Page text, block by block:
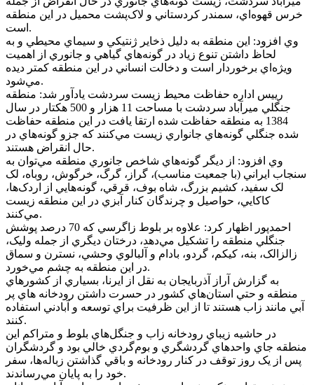
خرس قهوه‌اي، سمندر کردستاني و لاک‌پشت محميل در اين منطقه
است.
وي افزود: اين منطقه به دليل ذخاير ژنتيکي و سيماي محيطي و به
لحاظ داشتن تنوع زياد در گونه‌هاي گياهي و جانوري از اهميت
ويژه‌اي برخوردار است و دخالت انساني در اين منطقه کمتر ديده
مي‌شود.
رييس اداره حفاظت محيط زيست سردشت يادآور شد: منطقه
جنگلي ميرآباد سردشت با مساحت 11 هزار و 500 هکتار در سال
1384 به منطقه حفاظت شده ارتقا يافت در اين منطقه حفاظت
شده جنگلي گونه‌هاي جانواري زيست مي‌کنند که جزو گونه‌هاي در
حال انقراض هستند.
وي افزود: از ديگر گونه‌هاي شاخص جانوري منطقه مي‌توان به
سنجاب ايراني (با جمعيت مناسب)، گراز، گرگ، خرگوش، روباه، لک
لک سفيد، کشيم بزرگ، شاه بوف، قرقي، گونه‌هايي از اردک‌ها،
کاکايي، حواصيل و چرندگان کنار آبزي در اين منطقه زيست
مي‌کنند.
احمدپور اظهار کرد: علاوه بر بلوط زاگرسي که 70 درصد پوشش
جنگلي منطقه را تشکيل مي‌دهد، درختان ديگري از جمله وليک،
زالزالک، بنه، کيکم، گردو، بادام و آلبالوي وحشي، نسترن و سماق
در اين منطقه به چشم مي‌خورد.
به گزارش آراز آذربايجان به نقل از ايرنا، بسياري از کشورهاي
منطقه و حتي استان‌هاي کشور در حسرت داشتن رودخانه هاي پر
آبي مانند زاب هستند تا از اين ظرفيت براي توسعه و آبادني استفاده
کنند.
در حاشيه زيباي رودخانه زاب و جنگل‌هاي بلوط و متراکم اين
منطقه جاي واحدهاي گردشگري و بوم‌گردي خالي بود و گردشگران
پس از يک روز توقف در کنار رودخانه و باقي گذاشتن زباله‌ها، سفر
خود را به پايان مي‌رساندند.